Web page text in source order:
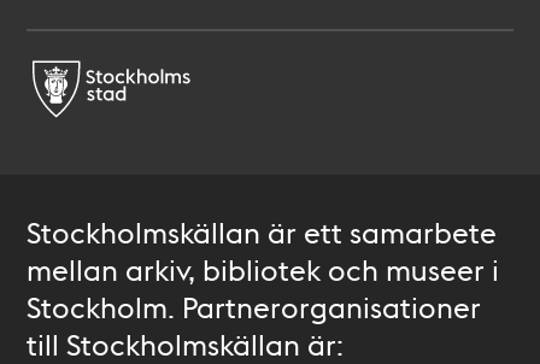
Stockholmskällan är ett samarbete
mellan arkiv, bibliotek och museer i
Stockholm. Partnerorganisationer
till Stockholmskällan är: